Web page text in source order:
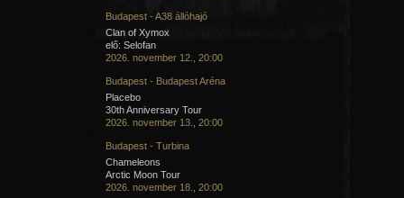
Budapest - A38 állóhajó
Clan of Xymox
elő: Selofan
2026. november 12., 20:00
Budapest - Budapest Aréna
Placebo
30th Anniversary Tour
2026. november 13., 20:00
Budapest - Turbina
Chameleons
Arctic Moon Tour
2026. november 18., 20:00